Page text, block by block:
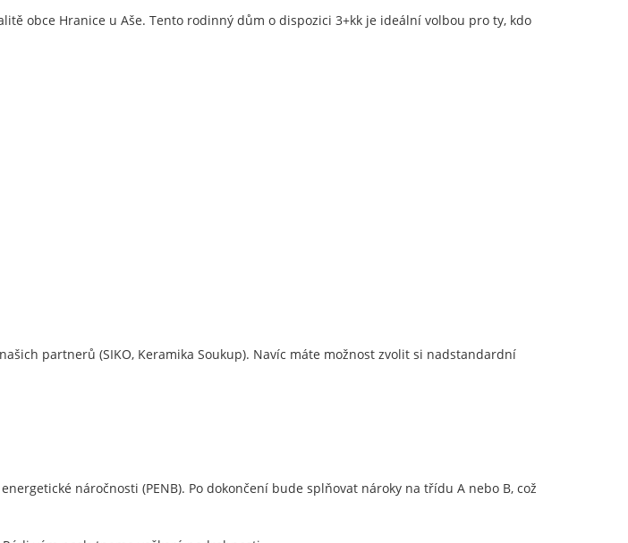
obce Hranice u Aše. Tento rodinný dům o dispozici 3+kk je ideální volbou pro ty, kdo
partnerů (SIKO, Keramika Soukup). Navíc máte možnost zvolit si nadstandardní
náročnosti (PENB). Po dokončení bude splňovat nároky na třídu A nebo B, což